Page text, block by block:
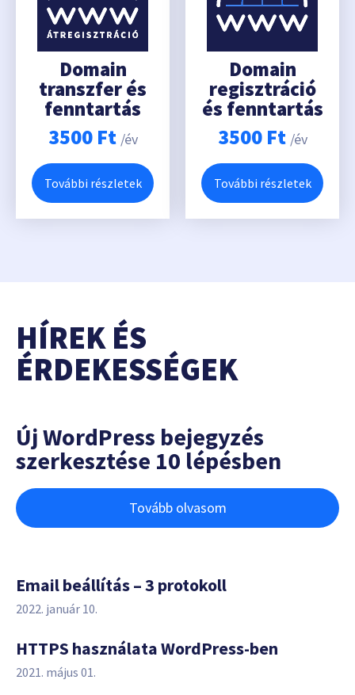
Domain
transzfer és
fenntartás
3500 Ft /év
További részletek
Domain
regisztráció
és fenntartás
3500 Ft /év
További részletek
HÍREK ÉS
ÉRDEKESSÉGEK
Új WordPress bejegyzés
szerkesztése 10 lépésben
Tovább olvasom
Email beállítás – 3 protokoll
2022. január 10.
HTTPS használata WordPress-ben
2021. május 01.